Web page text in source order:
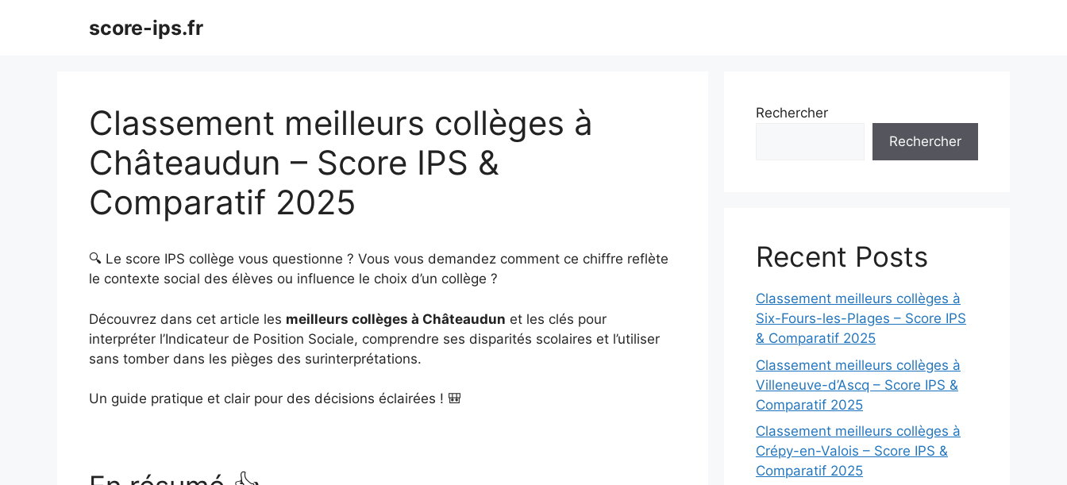
score-ips.fr
Classement meilleurs collèges à
Châteaudun – Score IPS &
Comparatif 2025
🔍 Le score IPS collège vous questionne ? Vous vous demandez comment ce chiffre reflète
le contexte social des élèves ou influence le choix d’un collège ?
Découvrez dans cet article les meilleurs collèges à Châteaudun et les clés pour
interpréter l’Indicateur de Position Sociale, comprendre ses disparités scolaires et l’utiliser
sans tomber dans les pièges des surinterprétations.
Un guide pratique et clair pour des décisions éclairées ! 🎒
Rechercher
Rechercher
Recent Posts
Classement meilleurs collèges à
Six-Fours-les-Plages – Score IPS
& Comparatif 2025
Classement meilleurs collèges à
Villeneuve-d’Ascq – Score IPS &
Comparatif 2025
Classement meilleurs collèges à
Crépy-en-Valois – Score IPS &
Comparatif 2025